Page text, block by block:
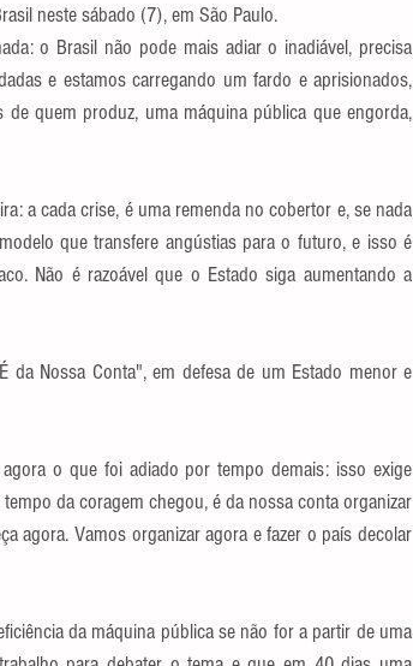
neste sábado (7), em São Paulo.
o Brasil não pode mais adiar o inadiável, precisa
e estamos carregando um fardo e aprisionados,
quem produz, uma máquina pública que engorda,
a cada crise, é uma remenda no cobertor e, se nada
que transfere angústias para o futuro, e isso é
Não é razoável que o Estado siga aumentando a
Nossa Conta", em defesa de um Estado menor e
o que foi adiado por tempo demais: isso exige
da coragem chegou, é da nossa conta organizar
agora. Vamos organizar agora e fazer o país decolar
da máquina pública se não for a partir de uma